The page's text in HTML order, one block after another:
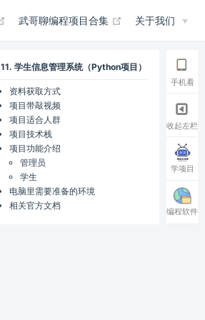
(opens new window)
武哥聊编程项目合集 (opens new
关于我们
11. 学生信息管理系统（Python项目）
资料获取方式
项目带敲视频
项目适合人群
项目技术栈
项目功能介绍
管理员
学生
电脑里需要准备的环境
相关官方文档
手机看
收起左栏
学项目
编程软件